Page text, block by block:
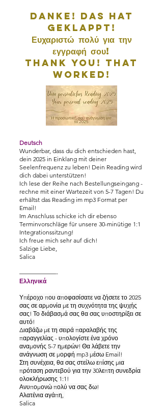
Danke! Das hat
geklappt!
Ευχαριστώ πολύ για την
εγγραφή σου!
Thank you! That
worked!
Deutsch
Wunderbar, dass du dich entschieden hast,
dein 2025 in Einklang mit deiner
Seelenfrequenz zu leben! Dein Reading wird
dich dabei unterstützen!
Ich lese der Reihe nach Bestellungseingang -
rechne mit einer Wartezeit von 5-7 Tagen! Du
erhältst das Reading im mp3 Format per
Email!
Im Anschluss schicke ich dir ebenso
Terminvorschläge für unsere 30-minütige 1:1
Integrationssitzung!
Ich freue mich sehr auf dich!
Salzige Liebe,
Salica
——————-
Ελληνικά
Υπέροχο που αποφασίσατε να ζήσετε το 2025
σας σε αρμονία με τη συχνότητα της ψυχής
σας! Το διάβασμά σας θα σας υποστηρίξει σε
αυτό!
Διαβάζω με τη σειρά παραλαβής της
παραγγελίας - υπολογίστε ένα χρόνο
αναμονής 5-7 ημερών! Θα λάβετε την
ανάγνωση σε μορφή mp3 μέσω Email!
Στη συνέχεια, θα σας στείλω επίσης μια
πρόταση ραντεβού για την 30λεπτη συνεδρία
ολοκλήρωσης 1:1!
Ανυπομονώ πολύ να σας δω!
Αλατένια αγάπη,
Salica